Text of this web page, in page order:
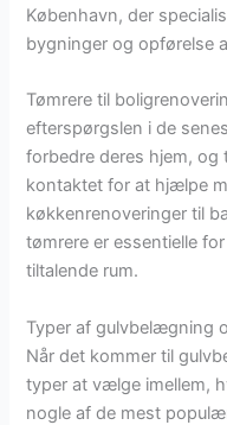
København, der
bygninger og opførelse
Tømrere til
efterspørgslen i de
forbedre deres hjem, og
kontaktet for at hjælpe
køkkenrenoveringer til
tømrere er essentielle
tiltalende rum.
Typer af gulvbelægning
Når det kommer til
typer at vælge imellem,
nogle af de mest